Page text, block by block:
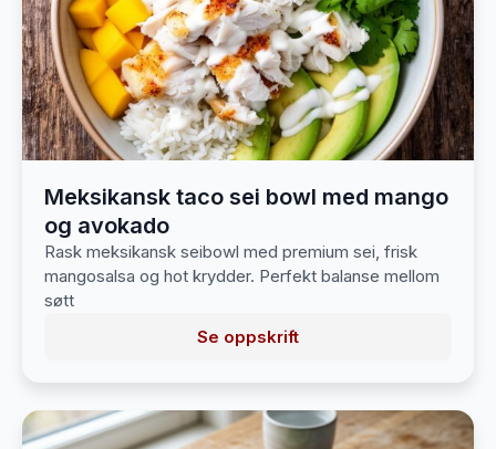
Meksikansk taco sei bowl med mango
og avokado
Rask meksikansk seibowl med premium sei, frisk
mangosalsa og hot krydder. Perfekt balanse mellom
søtt
Se oppskrift